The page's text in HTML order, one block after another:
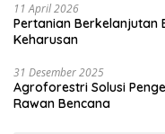
11 April 2026
Pertanian Berkelanjutan
Keharusan
31 Desember 2025
Agroforestri Solusi
Rawan Bencana